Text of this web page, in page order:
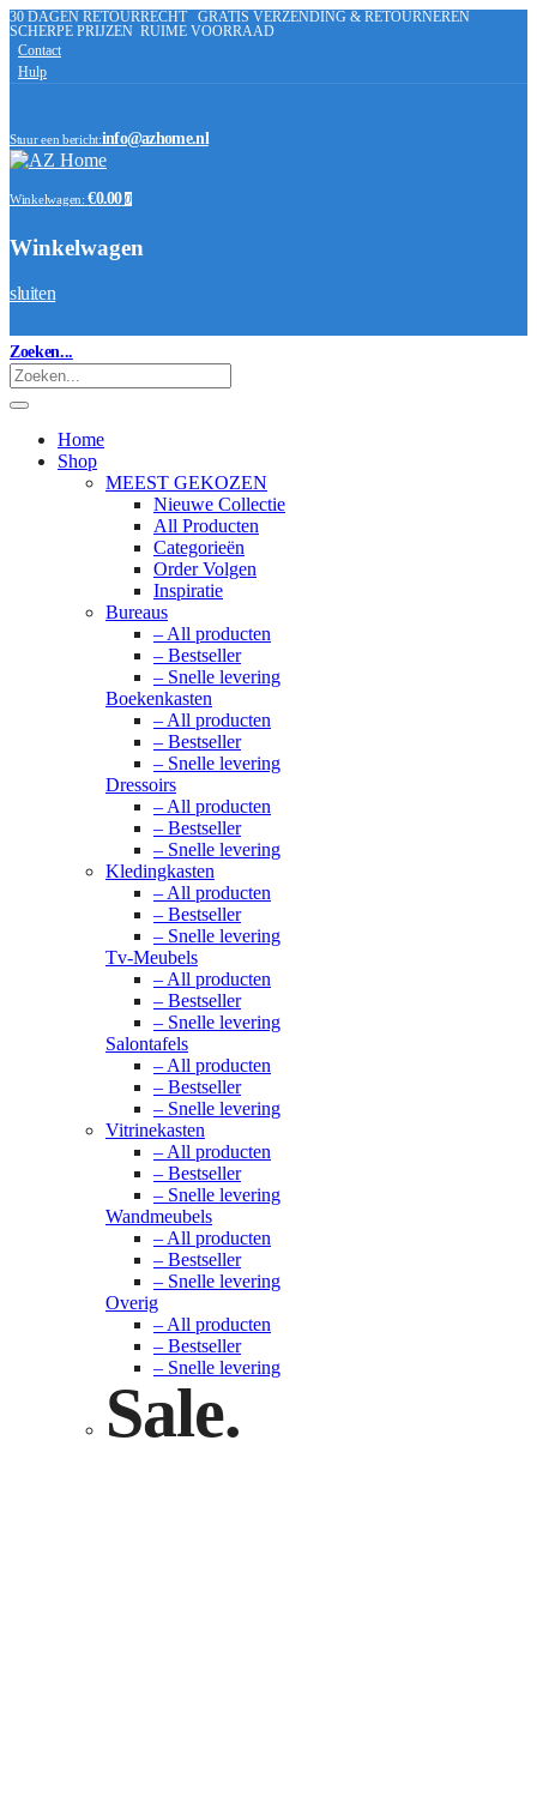
30 DAGEN RETOURRECHT GRATIS VERZENDING & RETOURNEREN
SCHERPE PRIJZEN RUIME VOORRAAD
Contact
Hulp
Stuur een bericht:info@azhome.nl
Winkelwagen: €0.00 0
Winkelwagen
sluiten
Zoeken...
Home
Shop
MEEST GEKOZEN
Nieuwe Collectie
All Producten
Categorieën
Order Volgen
Inspiratie
Bureaus
– All producten
– Bestseller
– Snelle levering
Boekenkasten
– All producten
– Bestseller
– Snelle levering
Dressoirs
– All producten
– Bestseller
– Snelle levering
Kledingkasten
– All producten
– Bestseller
– Snelle levering
Tv-Meubels
– All producten
– Bestseller
– Snelle levering
Salontafels
– All producten
– Bestseller
– Snelle levering
Vitrinekasten
– All producten
– Bestseller
– Snelle levering
Wandmeubels
– All producten
– Bestseller
– Snelle levering
Overig
– All producten
– Bestseller
– Snelle levering
Sale.